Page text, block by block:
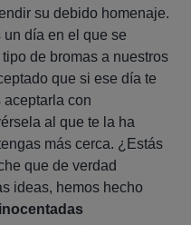
su debido homenaje.
día en el que se
de bromas a nuestros
que si ese día te
con
al que te la ha
más cerca. ¿Estás
que de verdad
ideas, hemos hecho
inocentadas